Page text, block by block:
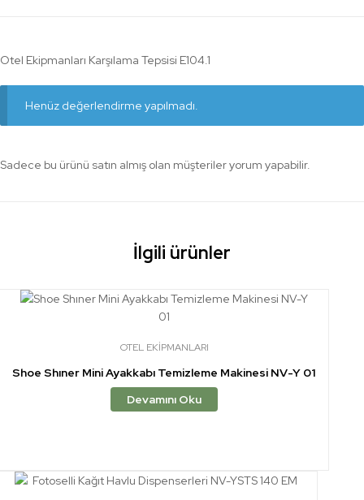
Otel Ekipmanları Karşılama Tepsisi E104.1
Henüz değerlendirme yapılmadı.
Sadece bu ürünü satın almış olan müşteriler yorum yapabilir.
İlgili ürünler
OTEL EKİPMANLARI
Shoe Shıner Mini Ayakkabı Temizleme Makinesi NV-Y 01
Devamını Oku